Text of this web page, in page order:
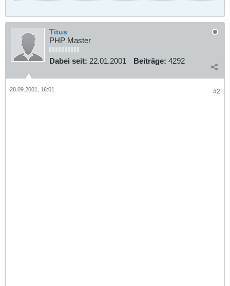
Titus
PHP Master
Dabei seit: 22.01.2001 Beiträge: 4292
#2
28.09.2001, 16:01